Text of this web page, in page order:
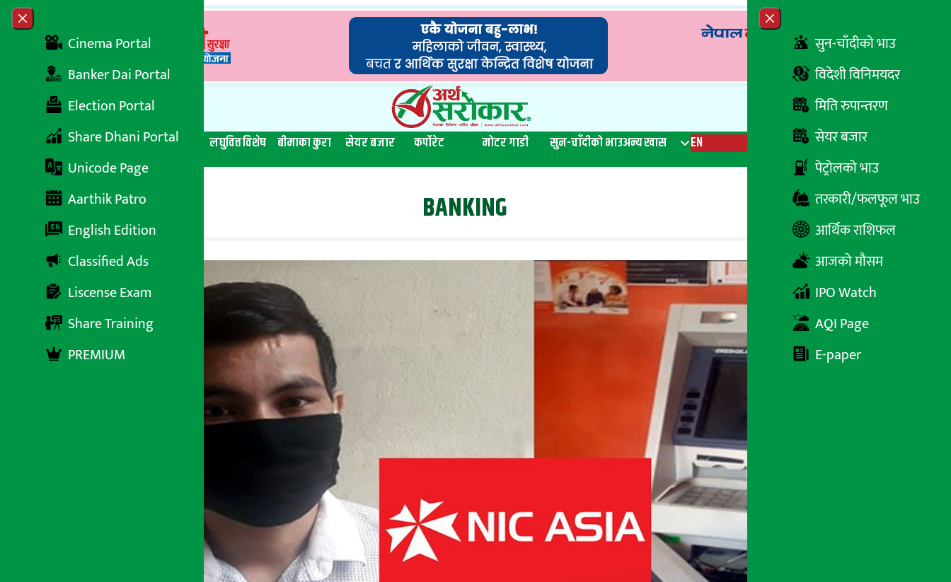
Skip to content
Close menu
Cinema Portal
Banker Dai Portal
Election Portal
Share Dhani Portal
Unicode Page
Aarthik Patro
English Edition
Classified Ads
Liscense Exam
Share Training
PREMIUM
Close menu
सुन-चाँदीको भाउ
विदेशी विनिमयदर
मिति रुपान्तरण
सेयर बजार
पेट्रोलको भाउ
तरकारी/फलफूल भाउ
आर्थिक राशिफल
आजको मौसम
IPO Watch
AQI Page
E-paper
सबै समाचार बेथिति मुर्दाबाद बैंकिङ विशेष लघुवित्त विशेष बीमाका कुरा सेयर बजार कर्पोरेट मोटर गाडी सुन-चाँदीको भाउअन्य खास EN रेडियो
BANKING